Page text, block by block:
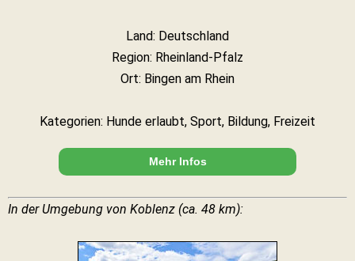
Land: Deutschland
Region: Rheinland-Pfalz
Ort: Bingen am Rhein
Kategorien: Hunde erlaubt, Sport, Bildung, Freizeit
Mehr Infos
In der Umgebung von Koblenz (ca. 48 km):